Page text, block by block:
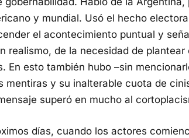
y mundial. Usó el hecho
el acontecimiento puntual y
realismo, de la necesidad de
En esto también hubo –sin
mentiras y su inalterable cuota de
superó en mucho al
días, cuando los actores